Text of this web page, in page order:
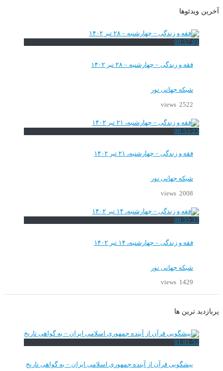
آخرین ویدئوها
00:57:01
فقه و زندگی – چهارشنبه – ۲۸ تیر ۱۴۰۲
شبکه جهانی نور
2522 views
00:53:23
فقه و زندگی – چهارشنبه، ۲۱ تیر ۱۴۰۲
شبکه جهانی نور
2008 views
00:55:37
فقه و زندگی – چهارشنبه، ۱۴ تیر ۱۴۰۲
شبکه جهانی نور
1429 views
پربازدید ترین ها
01:01:52
پیشگویی قرآن از آینده جمهوری اسلامی ایران – به گواهی تاریخ